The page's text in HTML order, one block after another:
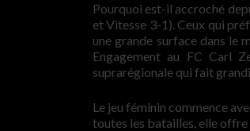
Pourquoi est-il accroché
et Vitesse 3-1). Ceux qui
une grande surface dans le
Engagement au FC Carl
suprarégionale qui fait
Le jeu féminin commence
toutes les batailles, elle